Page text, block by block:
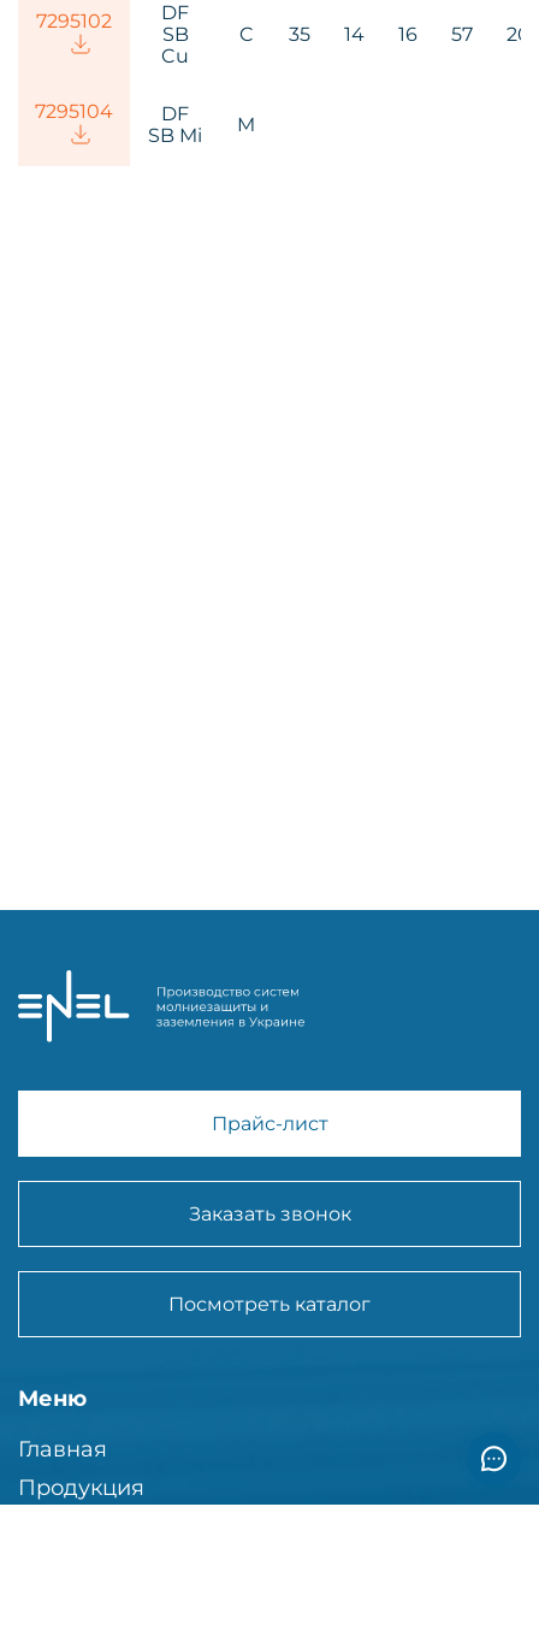
35 14 16 57 20
7295102
DF
SB
Cu
C
7295104
DF
SB Mi
M
Меню
Главная
Продукция
Прайс-лист
Заказать звонок
Посмотреть каталог